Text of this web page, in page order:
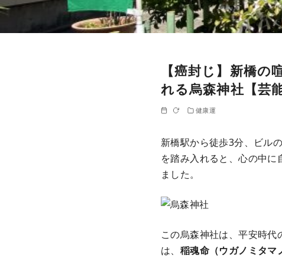
【癌封じ】新橋
れる烏森神社【芸
健康運
新橋駅から徒歩3分、ビル
を踏み入れると、心の中
ました。
この烏森神社は、平安時
は、 稲魂命（ウガノミタマ